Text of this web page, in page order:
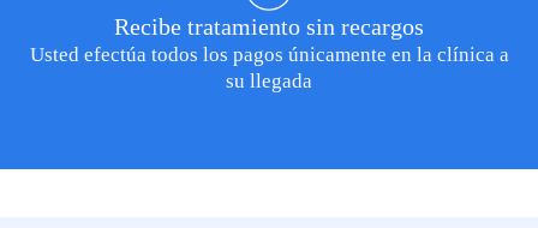
Recibe tratamiento sin recargos
Usted efectúa todos los pagos únicamente en la clínica a
su llegada